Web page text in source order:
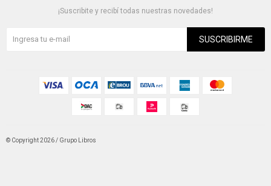
¡Suscribite y recibí todas nuestras novedades!
SUSCRIBIRME
© Copyright 2026 / Grupo Libros